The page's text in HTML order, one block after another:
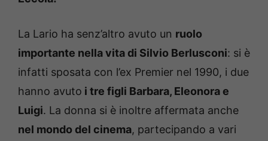
La Lario ha senz’altro avuto un ruolo
importante nella vita di Silvio Berlusconi: si è
infatti sposata con l’ex Premier nel 1990, i due
hanno avuto i tre figli Barbara, Eleonora e
Luigi. La donna si è inoltre affermata anche
nel mondo del cinema, partecipando a vari